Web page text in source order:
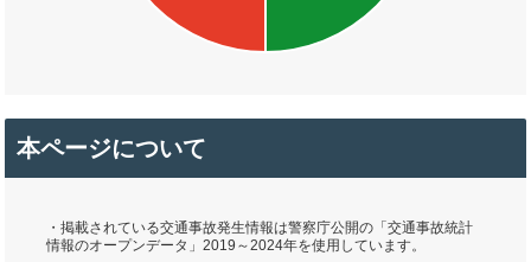
本ページについて
・掲載されている交通事故発生情報は警察庁公開の「交通事故統計
情報のオープンデータ」2019～2024年を使用しています。